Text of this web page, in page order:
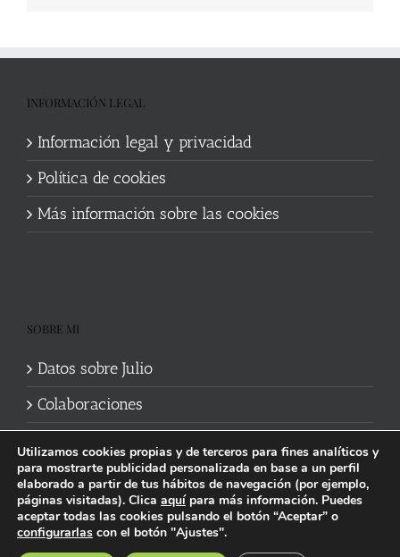
INFORMACIÓN LEGAL
Información legal y privacidad
Política de cookies
Más información sobre las cookies
SOBRE MI
Datos sobre Julio
Colaboraciones
Política de cookies | Información legal y privacidad
| Web mantenida
porStudi7
Utilizamos cookies propias y de terceros para fines analíticos y
para mostrarte publicidad personalizada en base a un perfil
elaborado a partir de tus hábitos de navegación (por ejemplo,
páginas visitadas). Clica aquípara más información. Puedes
aceptar todas las cookies pulsando el botón “Aceptar” o
configurarlas con el botón "Ajustes".